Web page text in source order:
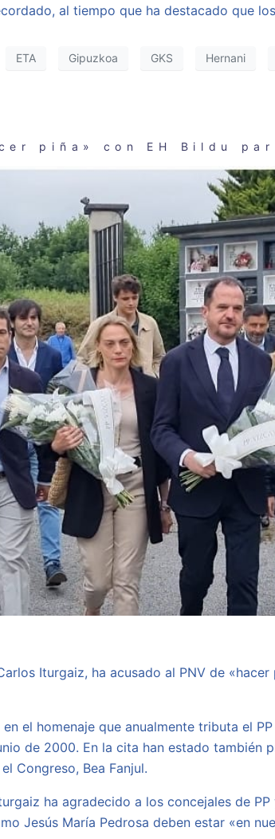
al tiempo que ha destacado que
ETA Gipuzkoa GKS Hernani
piña» con EH Bildu
Iturgaiz, ha acusado al PNV de
el homenaje que anualmente tributa el
de 2000. En la cita han estado también
Congreso, Bea Fanjul.
ha agradecido a los concejales de
Jesús María Pedrosa deben estar «en